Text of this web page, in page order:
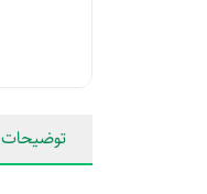
توضیحات